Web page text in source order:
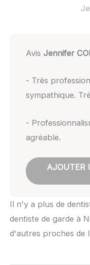
Avis Jennifer
- Très
sympathique.
-
agréable.
AJOUTER
Il n'y a plus de
dentiste de garde à
d'autres proches de